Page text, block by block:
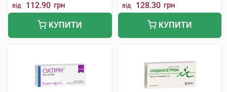
від 112.90 грн
КУПИТИ
від 128.30 грн
КУПИТИ